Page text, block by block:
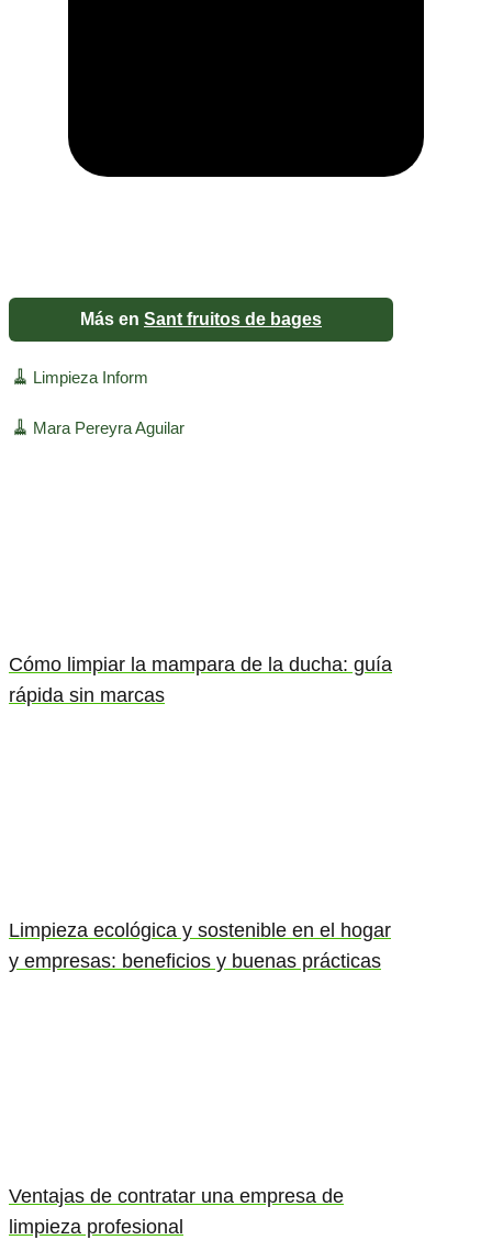
Más en Sant fruitos de bages
🧹 Limpieza Inform
🧹 Mara Pereyra Aguilar
Cómo limpiar la mampara de la ducha: guía
rápida sin marcas
Limpieza ecológica y sostenible en el hogar
y empresas: beneficios y buenas prácticas
Ventajas de contratar una empresa de
limpieza profesional